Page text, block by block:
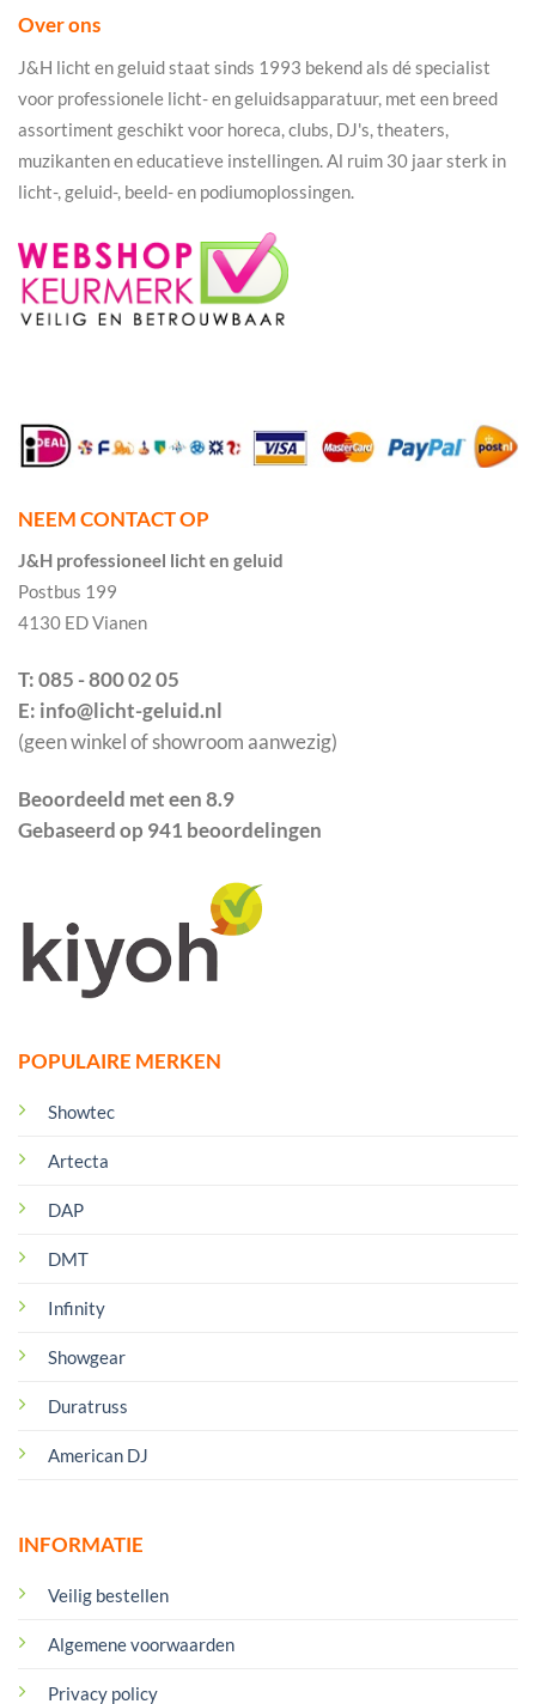
Over ons
J&H licht en geluid staat sinds 1993 bekend als dé specialist
voor professionele licht- en geluidsapparatuur, met een breed
assortiment geschikt voor horeca, clubs, DJ's, theaters,
muzikanten en educatieve instellingen. Al ruim 30 jaar sterk in
licht-, geluid-, beeld- en podiumoplossingen.
POPULAIRE MERKEN
Showtec
Artecta
DAP
DMT
Infinity
Showgear
Duratruss
American DJ
INFORMATIE
Veilig bestellen
Algemene voorwaarden
Privacy policy
NEEM CONTACT OP
J&H professioneel licht en geluid
Postbus 199
4130 ED Vianen
T: 085 - 800 02 05
E: info@licht-geluid.nl
(geen winkel of showroom aanwezig)
Beoordeeld met een 8.9
Gebaseerd op 941 beoordelingen